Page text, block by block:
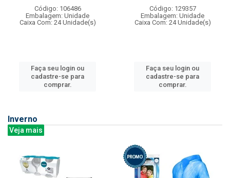
Código: 106486
Embalagem: Unidade
Caixa Com: 24 Unidade(s)
Faça seu login ou
cadastre-se para
comprar.
Código: 129357
Embalagem: Unidade
Caixa Com: 24 Unidade(s)
Faça seu login ou
cadastre-se para
comprar.
Inverno
Veja mais